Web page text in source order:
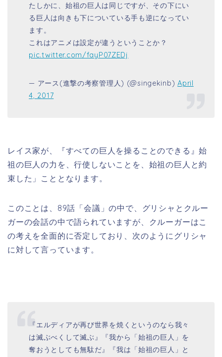
たしかに、始祖の巨人は同じですが、その下にい
る巨人は向きも下についている手も逆になってい
ます。
これはアニメは設定が違うということか？
pic.twitter.com/fayP07ZEDj
— アース(進撃の考察管理人) (@singekinb)April
4, 2017
レイス家が、『すべての巨人を操ることのできる』始
祖の巨人の力を、行使しないことを、始祖の巨人と約
束した」こととなります。
このことは、89話「会議」の中で、グリシャとクルー
ガーの会話の中で語られていますが、クルーガーはこ
の考えを全面的に否定しており、次のようにグリシャ
に対して言っています。
『エルディアが再び世界を焼くというのなら我々
は滅ぶべくして滅ぶ』『我から「始祖の巨人」を
奪おうとしても無駄だ』『我は「始祖の巨人」と